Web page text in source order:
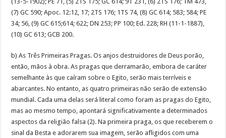
(7) GC 590; Apoc. 12:12, 17; 2TS 176; 1TS 74, (8) GC 614; 583; 584; PE
34; 56, (9) GC 615;614; 622; DN 253; PP 100; Ed. 228; RH (11-1-1887),
(10) GC 613; GCB 200.
b) As Três Primeiras Pragas. Os anjos destruidores de Deus porão,
então, mãos à obra. As pragas que derramarão, embora de caráter
semelhante às que caíram sobre o Egito, serão mais terríveis e
abarcantes. No entanto, as quatro primeiras não serão de extensão
mundial. Cada uma delas será literal como foram as pragas do Egito,
mas ao mesmo tempo, apontará significativamente a determinados
aspectos da religião falsa (2). Na primeira praga, os que receberem o
sinal da Besta e adorarem sua imagem, serão afligidos com uma